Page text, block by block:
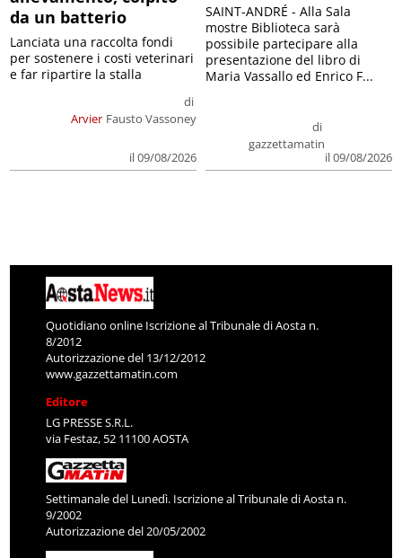
da un batterio
Arvier
di
Fausto Vassoney
il 09/08/2026
Lanciata una raccolta fondi
per sostenere i costi veterinari
e far ripartire la stalla
di
gazzettamatin
il 09/08/2026
SAINT-ANDRÉ - Alla Sala
mostre Biblioteca sarà
possibile partecipare alla
presentazione del libro di
Maria Vassallo ed Enrico F...
Quotidiano online Iscrizione al Tribunale di Aosta n.
8/2012
Autorizzazione del 13/12/2012
www.gazzettamatin.com
Editore
LG PRESSE S.R.L.
via Festaz, 52 11100 AOSTA
Settimanale del Lunedì. Iscrizione al Tribunale di Aosta n.
9/2002
Autorizzazione del 20/05/2002